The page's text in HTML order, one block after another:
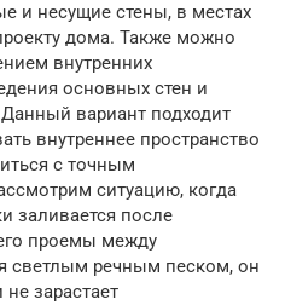
и несущие стены, в местах
дома. Также можно
внутренних
основных стен и
вариант подходит
внутреннее пространство
с точным
ситуацию, когда
заливается после
проемы между
светлым речным песком, он
зарастает